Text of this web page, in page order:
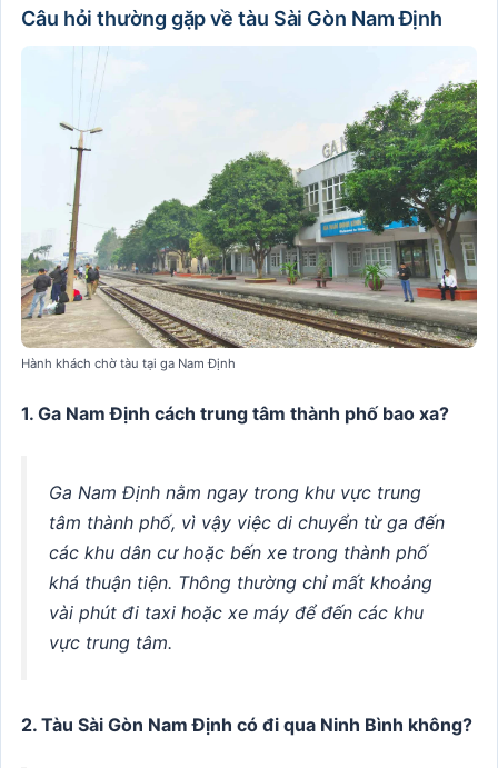
Câu hỏi thường gặp về tàu Sài Gòn Nam Định
Hành khách chờ tàu tại ga Nam Định
1. Ga Nam Định cách trung tâm thành phố bao xa?
Ga Nam Định nằm ngay trong khu vực trung
tâm thành phố, vì vậy việc di chuyển từ ga đến
các khu dân cư hoặc bến xe trong thành phố
khá thuận tiện. Thông thường chỉ mất khoảng
vài phút đi taxi hoặc xe máy để đến các khu
vực trung tâm.
2. Tàu Sài Gòn Nam Định có đi qua Ninh Bình không?